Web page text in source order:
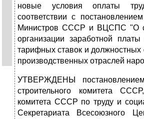
новые условия оплаты
соответствии с
Министров СССР и ВЦСПС "О
организации заработной
тарифных ставок и должностных
производственных отраслей
УТВЕРЖДЕНЫ постановлением
строительного комитета
комитета СССР по труду и
Секретариата Всесоюзного